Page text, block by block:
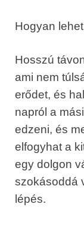
Hogyan
Hosszú
ami nem
erődet, és
napról a
edzeni, és
elfogyhat a
egy dolgon
szokásoddá
lépés.